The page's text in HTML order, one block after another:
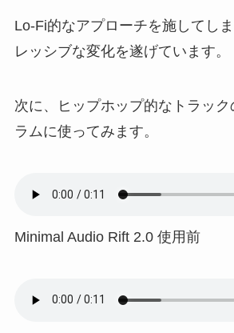
Lo-Fi的なアプローチを施してし
レッシブな変化を遂げています。
次に、ヒップホップ的なトラッ
ラムに使ってみます。
Minimal Audio Rift 2.0 使用前